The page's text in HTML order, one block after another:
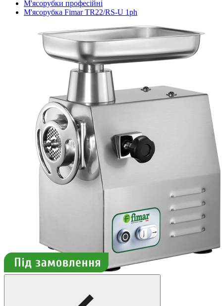
М'ясорубки професійні
М'ясорубка Fimar TR22/RS-U 1ph